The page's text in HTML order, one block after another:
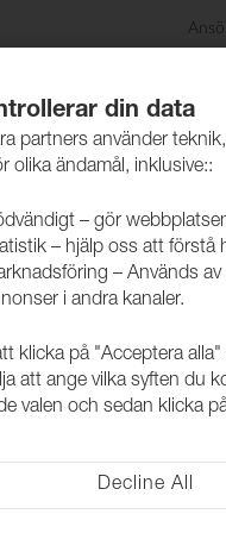
Produkterdin data
partners använder
olika ändamål, inklusive::
– gör
– hjälp oss att förstå
– Används
i andra kanaler.
klicka på "Acceptera
att ange vilka syften du
valen och sedan klicka
Decline All